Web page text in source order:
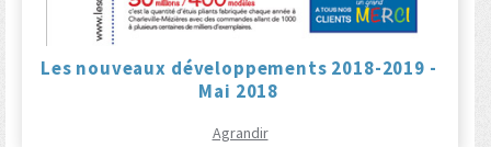
Les nouveaux développements 2018-2019 -
Mai 2018
Agrandir